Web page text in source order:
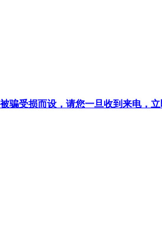
骗受损而设，请您一旦收到来电，立